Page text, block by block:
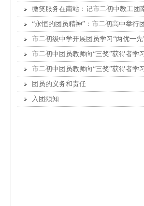
微笑服务在南站：记市二初中教工团
“永恒的团员精神”：市二初高中举行
市二初级中学开展团员学习“两优一先
市二初中团员教师向“三奖”获得者
市二初中团员教师向“三奖”获得者学
团员的义务和责任
入团须知